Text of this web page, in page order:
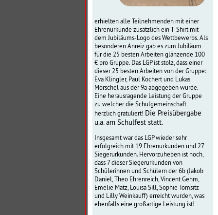
erhielten alle Teilnehmenden mit einer
Ehrenurkunde zusätzlich ein T-Shirt mit
dem Jubiläums-Logo des Wettbewerbs. Als
besonderen Anreiz gab es zum Jubiläum
für die 25 besten Arbeiten glänzende 100
€ pro Gruppe. Das LGP ist stolz, dass einer
dieser 25 besten Arbeiten von der Gruppe:
Eva Klingler, Paul Kochert und Lukas
Mörschel aus der 9a abgegeben wurde.
Eine herausragende Leistung der Gruppe
zu welcher die Schulgemeinschaft
herzlich gratuliert! Die Preisübergabe
u.a. am Schulfest statt.
Insgesamt war das LGP wieder sehr
erfolgreich mit 19 Ehrenurkunden und 27
Siegerurkunden. Hervorzuheben ist noch,
dass 7 dieser Siegerurkunden von
Schülerinnen und Schülern der 6b (Jakob
Daniel, Theo Ehrenreich, Vincent Gehm,
Emelie Matz, Louisa Sill, Sophie Tomsitz
und Lilly Weinkauff) erreicht wurden, was
ebenfalls eine großartige Leistung ist!